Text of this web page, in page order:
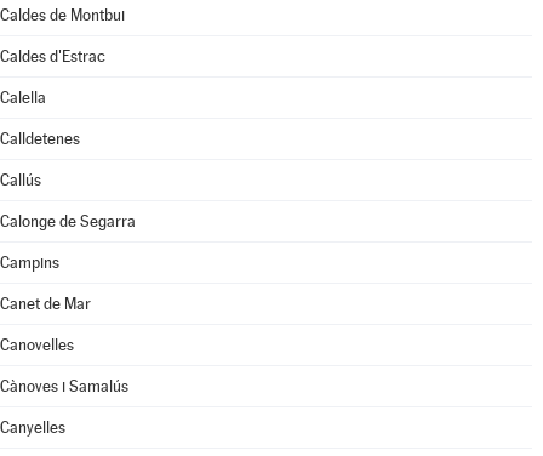
Caldes de Montbui
Caldes d'Estrac
Calella
Calldetenes
Callús
Calonge de Segarra
Campins
Canet de Mar
Canovelles
Cànoves i Samalús
Canyelles